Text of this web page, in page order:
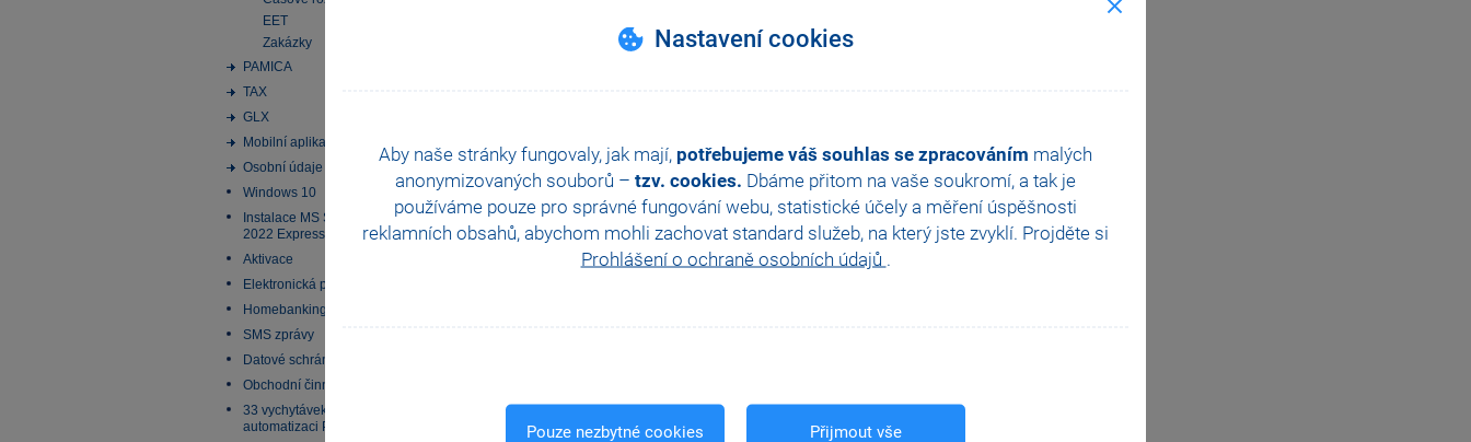
Nastavení cookies
Aby naše stránky fungovaly, jak mají, potřebujeme váš souhlas se zpracováním malých
anonymizovaných souborů – tzv. cookies. Dbáme přitom na vaše soukromí, a tak je
používáme pouze pro správné fungování webu, statistické účely a měření úspěšnosti
reklamních obsahů, abychom mohli zachovat standard služeb, na který jste zvyklí. Projděte si
Prohlášení o ochraně osobních údajů .
Pouze nezbytné cookies Přijmout vše
EET
Zakázky
PAMICA
TAX
GLX
Mobilní aplikace
Osobní údaje
Windows 10
Instalace MS SQL Server
2022 Express
Aktivace
Elektronická podání
Homebanking
SMS zprávy
Datové schránky
Obchodní činnost
33 vychytávek pro
automatizaci Pohody